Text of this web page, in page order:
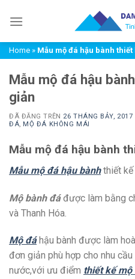
đến
dungHome » Mẫu mộ đá hậu bành
Mẫu mộ đá hậu
giản
ĐÃ ĐĂNG TRÊN 26 THÁNG BẢY, 2017
ĐÁ, MỘ ĐÁ KHÔNG MÁI
Mẫu mộ đá hậu bành
Mẫu mộ đá hậu bànhthiết kế
Mộ bành đáđược làm bằng
và Thanh Hóa.
Mộ đáhậu bành được làm
đơn giản phù hợp cho nhu
nước,với ưu điểm thiết kế mộ